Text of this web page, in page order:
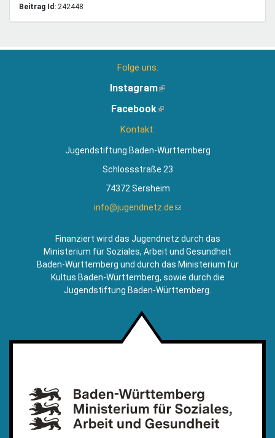
Beitrag Id: 242448
Folge uns:
Instagram(Link
extern)
Facebook(Link
Kontakt:
Jugendstiftung Baden-Württemberg
Schlossstraße 23
74372 Sersheim
info@jugendnetz.de(Link
Mail)
Finanziert wird das Jugendnetz durch das
Ministerium für Soziales, Arbeit und Gesundheit
Baden-Württemberg und durch das Ministerium für
Kultus Baden-Württemberg, sowie durch die
Jugendstiftung Baden-Württemberg.